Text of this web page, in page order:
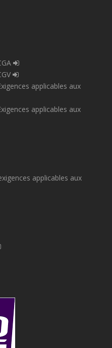
applicables aux
applicables aux
applicables aux